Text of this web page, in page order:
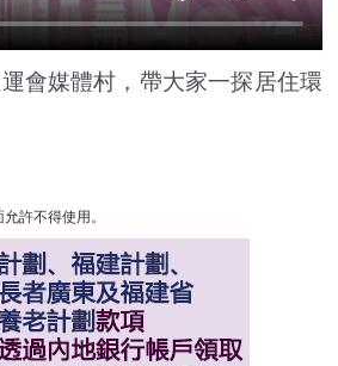
會媒體村，帶大家一探居住環
許不得使用。